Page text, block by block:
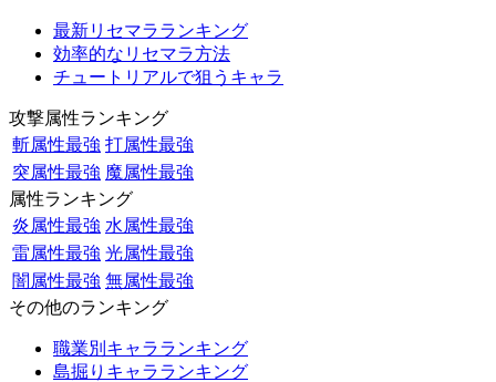
最新リセマラランキング
効率的なリセマラ方法
チュートリアルで狙うキャラ
攻撃属性ランキング
斬属性最強 打属性最強
突属性最強 魔属性最強
属性ランキング
炎属性最強 水属性最強
雷属性最強 光属性最強
闇属性最強 無属性最強
その他のランキング
職業別キャラランキング
島掘りキャラランキング